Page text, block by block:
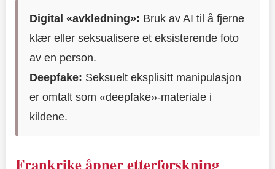
Digital «avkledning»: Bruk av AI til å fjerne
klær eller seksualisere et eksisterende foto
av en person.
Deepfake: Seksuelt eksplisitt manipulasjon
er omtalt som «deepfake»-materiale i
kildene.
Frankrike åpner etterforskning